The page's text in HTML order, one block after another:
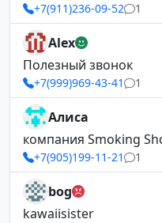
+7(911)236-09-52 1
Alex
Полезный звонок
+7(999)969-43-41 1
Алиса
компания Smoking
+7(905)199-11-21 1
bog
kawaiisister